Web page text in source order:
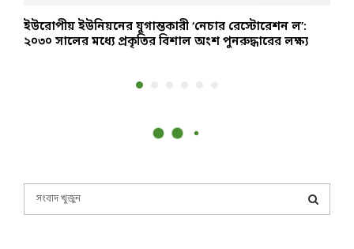
ইউরোপীয় ইউনিয়নের যুগান্তকারী ‘নেচার রেস্টোরেশন ল’:
২০৩০ সালের মধ্যে প্রকৃতির বিশাল অংশ পুনরুদ্ধারের লক্ষ্য